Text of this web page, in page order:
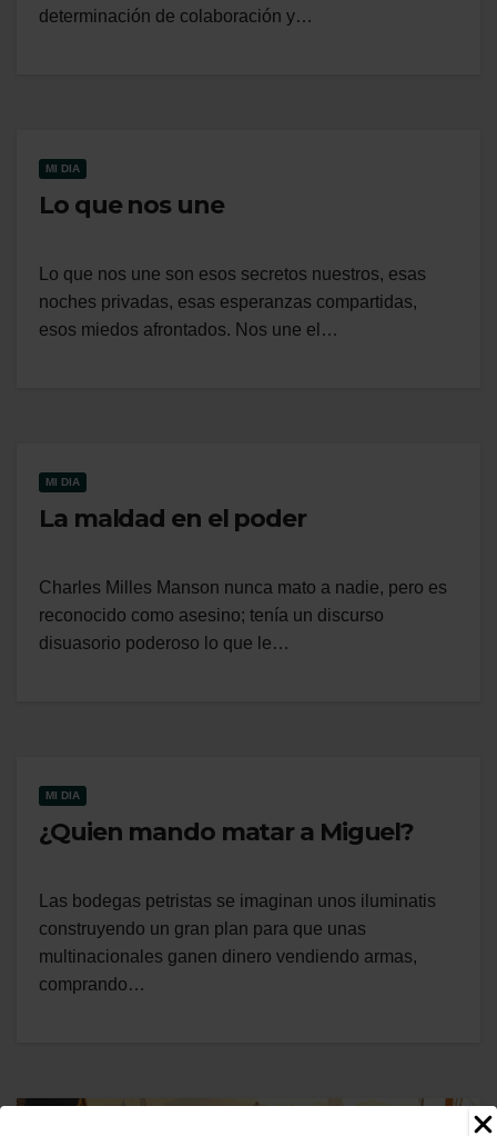
determinación de colaboración y…
MI DIA
Lo que nos une
Lo que nos une son esos secretos nuestros, esas
noches privadas, esas esperanzas compartidas,
esos miedos afrontados. Nos une el…
MI DIA
La maldad en el poder
Charles Milles Manson nunca mato a nadie, pero es
reconocido como asesino; tenía un discurso
disuasorio poderoso lo que le…
MI DIA
¿Quien mando matar a Miguel?
Las bodegas petristas se imaginan unos iluminatis
construyendo un gran plan para que unas
multinacionales ganen dinero vendiendo armas,
comprando…